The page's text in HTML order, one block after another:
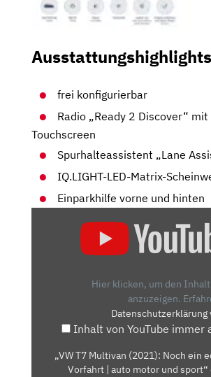
Ausstattungshighlights
frei konfigurierbar
Radio „Ready 2 Discover“
Touchscreen
Spurhalteassistent „Lane
IQ.LIGHT-LED-Matrix-
Einparkhilfe vorne und hinten
MULTIVAN
BULLI?
VORFAHRT
Hier klicken, um den Inhalt
anzuzeigen.
Datenschutzerklärung
Inhalt von YouTube immer
„VW T7 Multivan (2021): Noch ein
Vorfahrt | auto motor und